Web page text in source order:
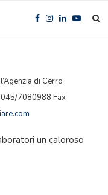
di Cerro
045/7080988 Fax
un caloroso